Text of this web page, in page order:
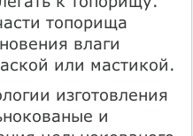
топорища
влаги
или мастикой.
изготовления
и